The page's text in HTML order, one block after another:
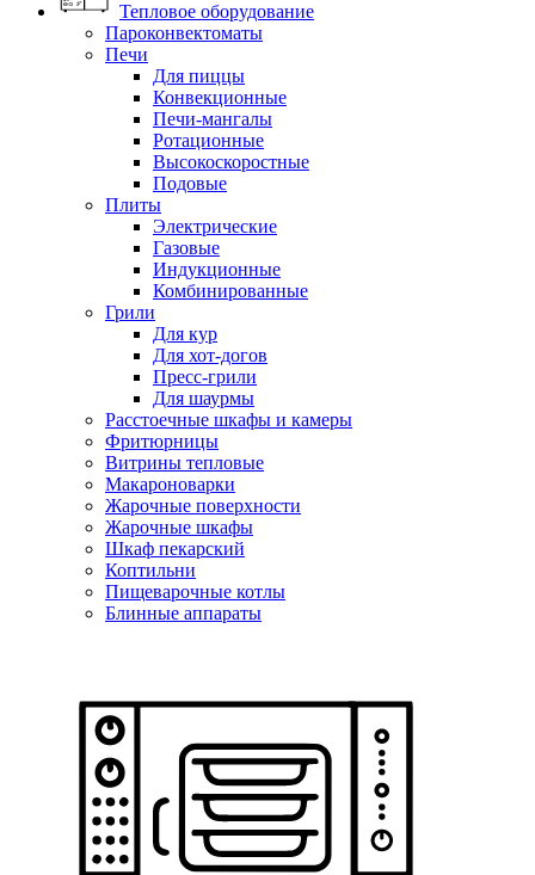
Тепловое оборудование
Пароконвектоматы
Печи
Для пиццы
Конвекционные
Печи-мангалы
Ротационные
Высокоскоростные
Подовые
Плиты
Электрические
Газовые
Индукционные
Комбинированные
Грили
Для кур
Для хот-догов
Пресс-грили
Для шаурмы
Расстоечные шкафы и камеры
Фритюрницы
Витрины тепловые
Макароноварки
Жарочные поверхности
Жарочные шкафы
Шкаф пекарский
Коптильни
Пищеварочные котлы
Блинные аппараты